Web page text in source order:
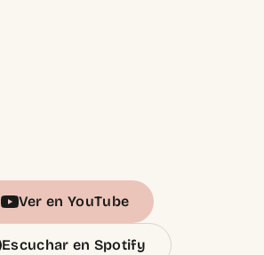
Ver en YouTube
Escuchar en Spotify